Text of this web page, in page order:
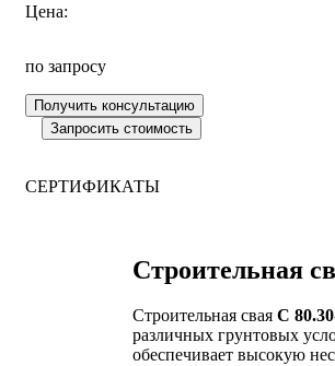
Цена:
по запросу
СЕРТИФИКАТЫ
Строительная
Строительная свая С
различных грунтовых
обеспечивает высокую